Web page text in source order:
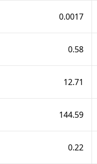
0.0017
0.58
12.71
144.59
0.22